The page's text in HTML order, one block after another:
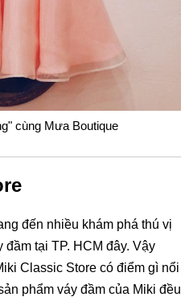
cùng Mưa Boutique
đến nhiều khám phá thú vị
tại TP. HCM đây. Vậy
Classic Store có điểm gì nổi
phẩm váy đầm của Miki đều